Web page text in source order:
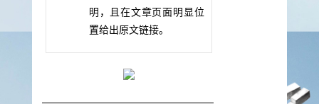
明，且在文章页面明显位
置给出原文链接。